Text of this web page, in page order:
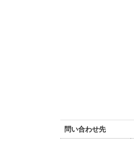
問い合わせ先